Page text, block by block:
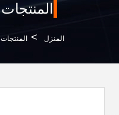
المنتجات
المنزل > المنتجات